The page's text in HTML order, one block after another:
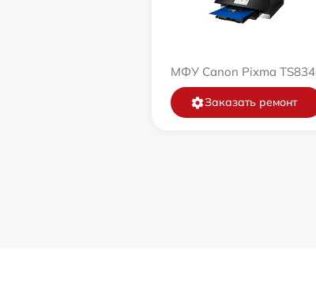
МФУ Canon Pixma
Заказать ремонт